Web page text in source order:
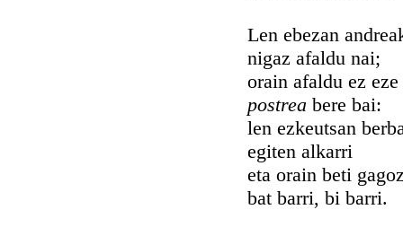
Len ebezan
nigaz afaldu nai;
orain afaldu ez eze
postrea bere bai:
len ezkeutsan
egiten alkarri
eta orain beti
bat barri, bi barri.